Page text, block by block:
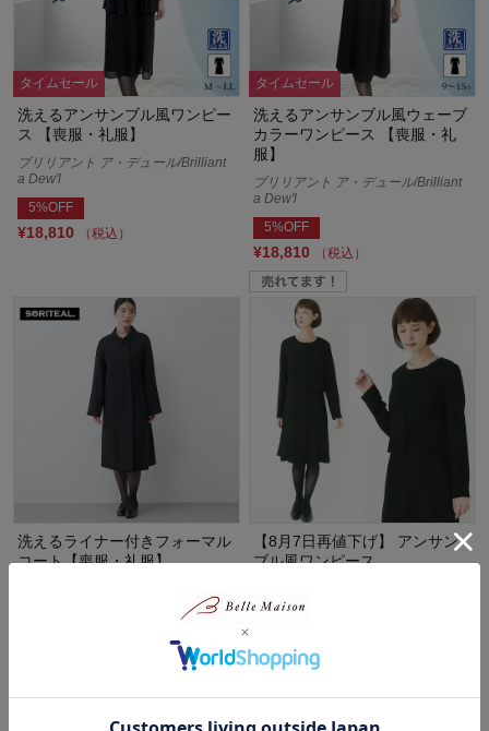
タイムセール
洗えるアンサンブル風ワンピー
ス 【喪服・礼服】
ブリリアント ア・デュール/Brilliant
a Dew'l
5%OFF
¥18,810 （税込）
タイムセール
洗えるアンサンブル風ウェーブ
カラーワンピース 【喪服・礼
服】
ブリリアント ア・デュール/Brilliant
a Dew'l
5%OFF
¥18,810 （税込）
洗えるライナー付きフォーマル
コート【喪服・礼服】
【8月7日再値下げ】 アンサン
ブル風ワンピース